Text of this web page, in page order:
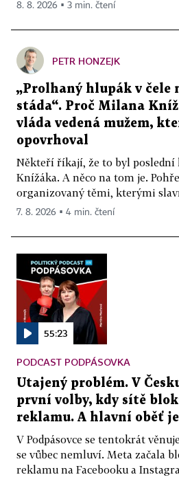
8. 8. 2026 ▪ 3 min. čtení
PETR HONZEJK
„Prolhaný hlupák v čele
stáda“. Proč Milana
vláda vedená mužem,
opovrhoval
Někteří říkají, že to byl poslední
Knížáka. A něco na tom je.
organizovaný těmi, kterými
7. 8. 2026 ▪ 4 min. čtení
55:23
PODCAST PODPÁSOVKA
Utajený problém. V
první volby, kdy sítě
reklamu. A hlavní oběť
V Podpásovce se tentokrát
se vůbec nemluví. Meta začala
reklamu na Facebooku a